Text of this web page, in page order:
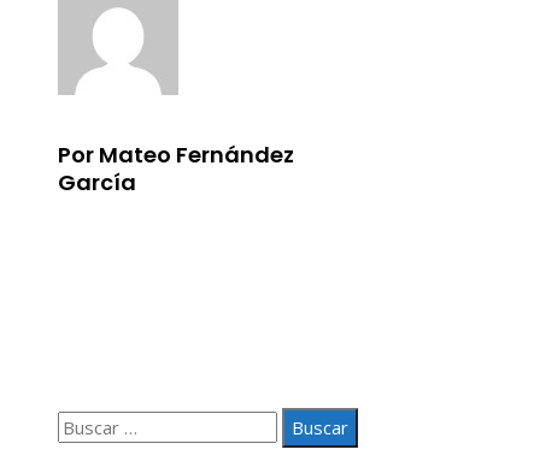
Por Mateo Fernández
García
Buscar: